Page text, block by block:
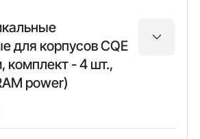
для корпусов CQE
комплект - 4 шт.,
power)